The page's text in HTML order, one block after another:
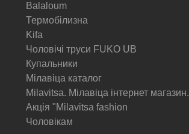
Balaloum
Термобілизна
Kifa
Чоловічі труси FUKO UB
Купальники
Мілавіца каталог
Milavitsa. Мілавіца інтернет магазин.
Акція "Milavitsa fashion
Чоловікам